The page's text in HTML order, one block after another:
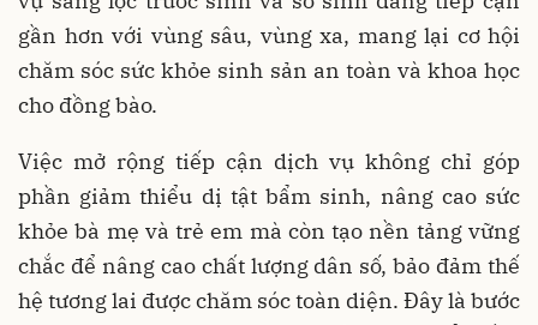
gần hơn với vùng sâu, vùng xa, mang lại cơ hội
chăm sóc sức khỏe sinh sản an toàn và khoa học
cho đồng bào.
Việc mở rộng tiếp cận dịch vụ không chỉ góp
phần giảm thiểu dị tật bẩm sinh, nâng cao sức
khỏe bà mẹ và trẻ em mà còn tạo nền tảng vững
chắc để nâng cao chất lượng dân số, bảo đảm thế
hệ tương lai được chăm sóc toàn diện. Đây là bước